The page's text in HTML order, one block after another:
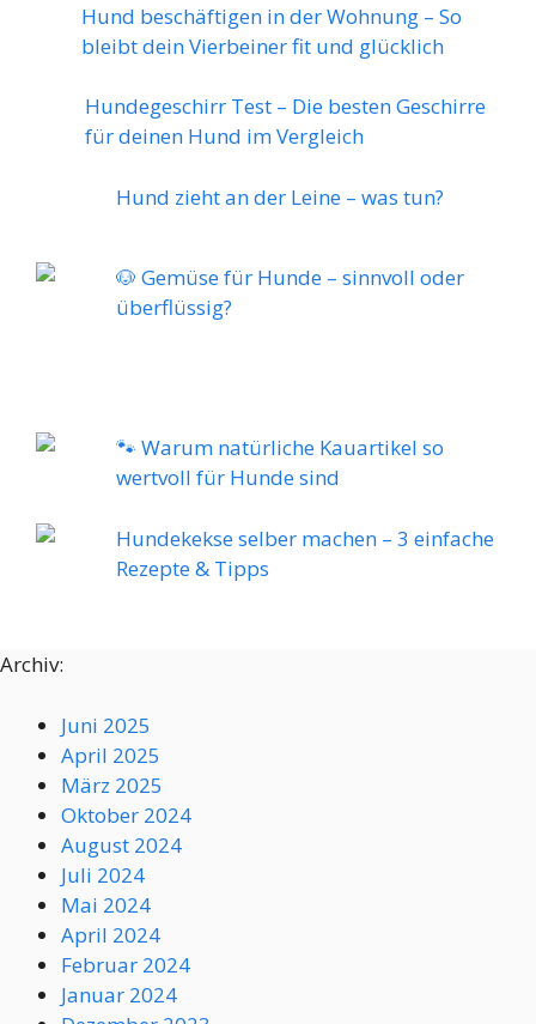
Hund beschäftigen in der Wohnung – So
bleibt dein Vierbeiner fit und glücklich
Hundegeschirr Test – Die besten Geschirre
für deinen Hund im Vergleich
Hund zieht an der Leine – was tun?
🐶 Gemüse für Hunde – sinnvoll oder
überflüssig?
🐾 Warum natürliche Kauartikel so
wertvoll für Hunde sind
Hundekekse selber machen – 3 einfache
Rezepte & Tipps
Archiv:
Juni 2025
April 2025
März 2025
Oktober 2024
August 2024
Juli 2024
Mai 2024
April 2024
Februar 2024
Januar 2024